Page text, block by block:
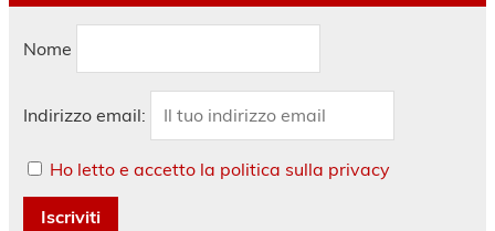
Nome
Indirizzo email:
Ho letto e accetto la politica sulla privacy